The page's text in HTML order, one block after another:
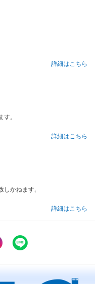
詳細はこちら
。
詳細はこちら
かねます。
詳細はこちら